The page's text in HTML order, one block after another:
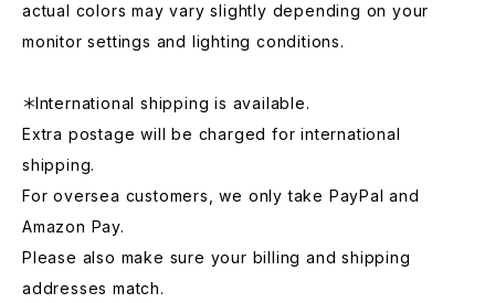
actual colors may vary slightly depending on your
monitor settings and lighting conditions.
＊International shipping is available.
Extra postage will be charged for international
shipping.
For oversea customers, we only take PayPal and
Amazon Pay.
Please also make sure your billing and shipping
addresses match.